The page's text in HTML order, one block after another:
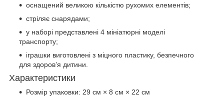
оснащений великою кількістю рухомих елементів;
стріляє снарядами;
у наборі представлені 4 мініатюрні моделі
транспорту;
іграшки виготовлені з міцного пластику, безпечного
для здоров’я дитини.
Характеристики
Розмір упаковки: 29 см × 8 см × 22 см